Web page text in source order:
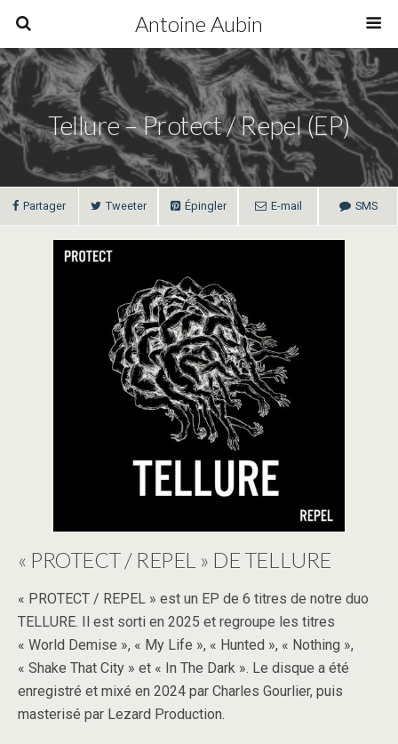
Antoine Aubin
Tellure – Protect / Repel (EP)
Partager Tweeter Épingler E-mail SMS
« PROTECT / REPEL » DE TELLURE
« PROTECT / REPEL » est un EP de 6 titres de notre duo
TELLURE. Il est sorti en 2025 et regroupe les titres
« World Demise », « My Life », « Hunted », « Nothing »,
« Shake That City » et « In The Dark ». Le disque a été
enregistré et mixé en 2024 par Charles Gourlier, puis
masterisé par Lezard Production.